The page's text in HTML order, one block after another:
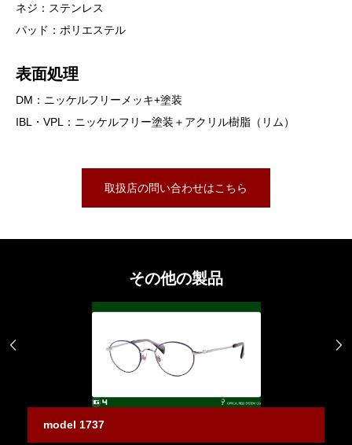
ネジ：ステンレス
パッド：ポリエステル
表面処理
DM：ニッケルフリーメッキ+塗装
IBL・VPL：ニッケルフリー塗装＋アクリル樹脂（リム）
取扱店の問い合わせはこちら
その他の製品
model 1737
 